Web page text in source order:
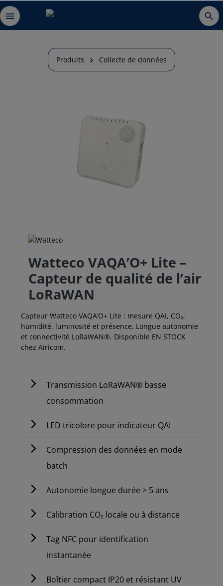
Produits Collecte de données
Watteco VAQA’O+ Lite –
Capteur de qualité de l’air
LoRaWAN
Capteur Watteco VAQA’O+ Lite : mesure QAI, CO₂,
humidité, luminosité et présence. Longue autonomie
et connectivité LoRaWAN®. Disponible EN STOCK
chez Airicom.
Transmission LoRaWAN® basse
consommation
LED tricolore pour indicateur QAI
Compression des données en mode
batch
Autonomie longue durée > 5 ans
Calibration CO₂ locale ou à distance
Tag NFC pour identification
instantanée
Boîtier compact IP20 et résistant UV